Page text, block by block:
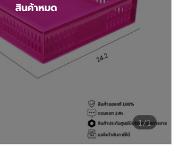
1/1
สินค้าหมด